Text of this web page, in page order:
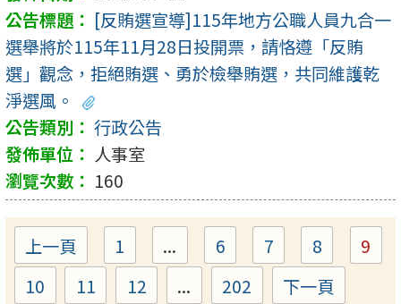
[反賄選宣導]115年地方公職人員九合一
選舉將於115年11月28日投開票，請恪遵「反賄
選」觀念，拒絕賄選、勇於檢舉賄選，共同維護乾
淨選風。
行政公告
人事室
160
上一頁 Page
1 ... Page
6 Page
7 Page
8
9
Page
10 Page
11 Page
12 ... Page
202 下一頁